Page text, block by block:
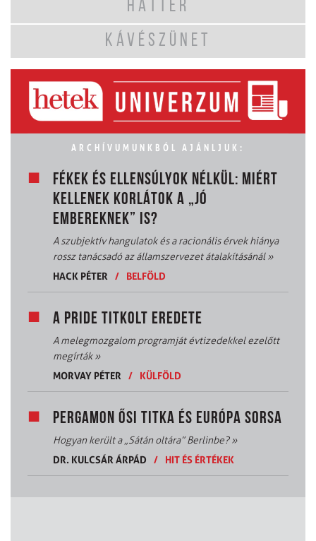
HÁTTÉR
KÁVÉSZÜNET
ARCHÍVUMUNKBÓL AJÁNLJUK:
FÉKEK ÉS ELLENSÚLYOK NÉLKÜL: MIÉRT
KELLENEK KORLÁTOK A „JÓ
EMBEREKNEK” IS?
A szubjektív hangulatok és a racionális érvek hiánya
rossz tanácsadó az államszervezet átalakításánál»
HACK PÉTER
/ BELFÖLD
A PRIDE TITKOLT EREDETE
A melegmozgalom programját évtizedekkel ezelőtt
megírták»
MORVAY PÉTER
/ KÜLFÖLD
PERGAMON ŐSI TITKA ÉS EURÓPA SORSA
Hogyan került a „Sátán oltára” Berlinbe?»
DR. KULCSÁR ÁRPÁD
/ HIT ÉS ÉRTÉKEK